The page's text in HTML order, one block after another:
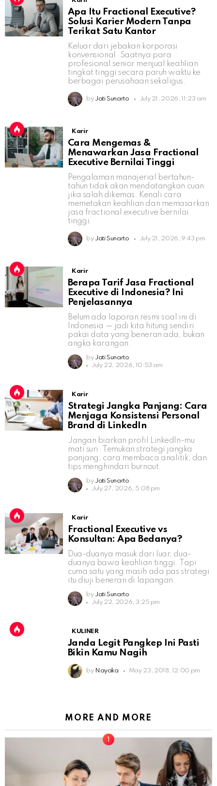
Apa Itu Fractional Executive?
Solusi Karier Modern Tanpa
Terikat Satu Kantor
Keluar dari jebakan korporasi
konvensional. Saatnya para
profesional senior menjual keahlian
tingkat tinggi secara paruh waktu ke
berbagai perusahaan sekaligus.
by Jati Sunarto July 21, 2026, 11:23 am
Karir
Cara Mengemas &
Menawarkan Jasa Fractional
Executive Bernilai Tinggi
Pengalaman manajerial bertahun-
tahun tidak akan mendatangkan cuan
jika salah dikemas. Kenali cara
memetakan keahlian dan memasarkan
jasa fractional executive bernilai
tinggi.
by Jati Sunarto July 21, 2026, 9:43 pm
Karir
Berapa Tarif Jasa Fractional
Executive di Indonesia? Ini
Penjelasannya
Belum ada laporan resmi soal ini di
Indonesia — jadi kita hitung sendiri
pakai data yang beneran ada, bukan
angka karangan.
by Jati Sunarto
July 22, 2026, 10:53 am
Karir
Strategi Jangka Panjang: Cara
Menjaga Konsistensi Personal
Brand di LinkedIn
Jangan biarkan profil LinkedIn-mu
mati suri. Temukan strategi jangka
panjang, cara membaca analitik, dan
tips menghindari burnout.
by Jati Sunarto
July 27, 2026, 5:08 pm
Karir
Fractional Executive vs
Konsultan: Apa Bedanya?
Dua-duanya masuk dari luar, dua-
duanya bawa keahlian tinggi. Tapi
cuma satu yang masih ada pas strategi
itu diuji beneran di lapangan.
by Jati Sunarto
July 22, 2026, 3:25 pm
KULINER
Janda Legit Pangkep Ini Pasti
Bikin Kamu Nagih
by Nayaka May 23, 2018, 12:00 pm
MORE AND MORE